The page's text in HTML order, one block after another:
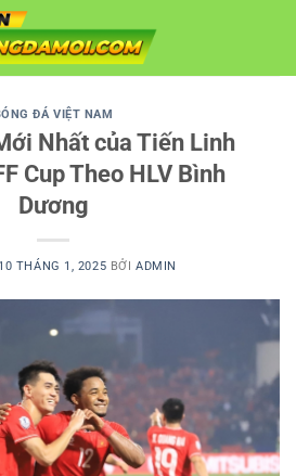
ĐÁ VIỆT NAM
Nhất của Tiến Linh
Cup Theo HLV Bình
Dương
10 THÁNG 1, 2025 BỞI ADMIN